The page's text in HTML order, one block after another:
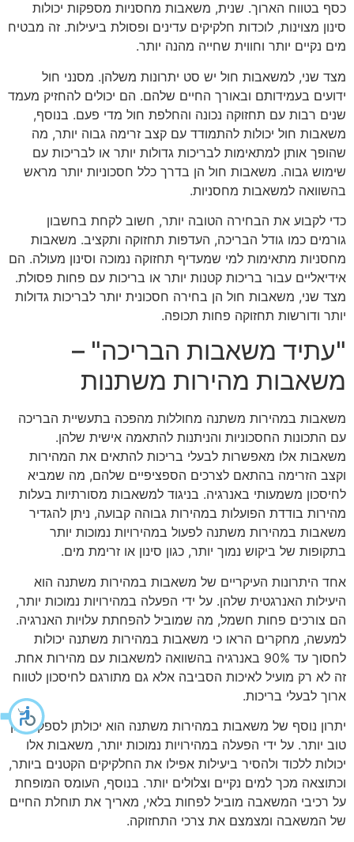
כסף בטווח הארוך. שנית, משאבות מחסניות מספקות יכולות
סינון מצוינות, לוכדות חלקיקים עדינים ופסולת ביעילות. זה מבטיח
מים נקיים יותר וחווית שחייה מהנה יותר.
מצד שני, למשאבות חול יש סט יתרונות משלהן. מסנני חול
ידועים בעמידותם ובאורך החיים שלהם. הם יכולים להחזיק מעמד
שנים רבות עם תחזוקה נכונה והחלפת חול מדי פעם. בנוסף,
משאבות חול יכולות להתמודד עם קצב זרימה גבוה יותר, מה
שהופך אותן למתאימות לבריכות גדולות יותר או לבריכות עם
שימוש גבוה. משאבות חול הן בדרך כלל חסכוניות יותר מראש
בהשוואה למשאבות מחסניות.
כדי לקבוע את הבחירה הטובה יותר, חשוב לקחת בחשבון
גורמים כמו גודל הבריכה, העדפות תחזוקה ותקציב. משאבות
מחסניות מתאימות למי שמעדיף תחזוקה נמוכה וסינון מעולה. הם
אידיאליים עבור בריכות קטנות יותר או בריכות עם פחות פסולת.
מצד שני, משאבות חול הן בחירה חסכונית יותר לבריכות גדולות
יותר ודורשות תחזוקה פחות תכופה.
"עתיד משאבות הבריכה" –
משאבות מהירות משתנות
משאבות במהירות משתנה מחוללות מהפכה בתעשיית הבריכה
עם התכונות החסכוניות והניתנות להתאמה אישית שלהן.
משאבות אלו מאפשרות לבעלי בריכות להתאים את המהירות
וקצב הזרימה בהתאם לצרכים הספציפיים שלהם, מה שמביא
לחיסכון משמעותי באנרגיה. בניגוד למשאבות מסורתיות בעלות
מהירות בודדת הפועלות במהירות גבוהה קבועה, ניתן להגדיר
משאבות במהירות משתנה לפעול במהירויות נמוכות יותר
בתקופות של ביקוש נמוך יותר, כגון סינון או זרימת מים.
אחד היתרונות העיקריים של משאבות במהירות משתנה הוא
היעילות האנרגטית שלהן. על ידי הפעלה במהירויות נמוכות יותר,
הם צורכים פחות חשמל, מה שמוביל להפחתת עלויות האנרגיה.
למעשה, מחקרים הראו כי משאבות במהירות משתנה יכולות
לחסוך עד 90% באנרגיה בהשוואה למשאבות עם מהירות אחת.
זה לא רק מועיל לאיכות הסביבה אלא גם מתורגם לחיסכון לטווח
ארוך לבעלי בריכות.
יתרון נוסף של משאבות במהירות משתנה הוא יכולתן לספק סינון
טוב יותר. על ידי הפעלה במהירויות נמוכות יותר, משאבות אלו
יכולות ללכוד ולהסיר ביעילות אפילו את החלקיקים הקטנים ביותר,
וכתוצאה מכך למים נקיים וצלולים יותר. בנוסף, העומס המופחת
על רכיבי המשאבה מוביל לפחות בלאי, מאריך את תוחלת החיים
של המשאבה ומצמצם את צרכי התחזוקה.